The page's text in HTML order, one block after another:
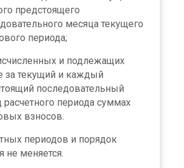
предстоящего
месяца текущего
периода;
и подлежащих
за текущий и каждый
последовательный
расчетного периода суммах
взносов.
периодов и порядок
не меняется.